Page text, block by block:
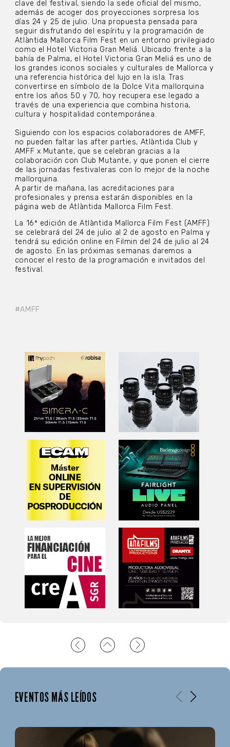
#AMFF
clave del festival, siendo la sede oficial del mismo,
además de acoger dos proyecciones sorpresa los
días 24 y 25 de julio. Una propuesta pensada para
seguir disfrutando del espíritu y la programación de
Atlàntida Mallorca Film Fest en un entorno privilegiado
como el Hotel Victoria Gran Meliá. Ubicado frente a la
bahía de Palma, el Hotel Victoria Gran Meliá es uno de
los grandes iconos sociales y culturales de Mallorca y
una referencia histórica del lujo en la isla. Tras
convertirse en símbolo de la Dolce Vita mallorquina
entre los años 50 y 70, hoy recupera ese legado a
través de una experiencia que combina historia,
cultura y hospitalidad contemporánea.
Siguiendo con los espacios colaboradores de AMFF,
no pueden faltar las after parties, Atlàntida Club y
AMFF x Mutante, que se celebran gracias a la
colaboración con Club Mutante, y que ponen el cierre
de las jornadas festivaleras con lo mejor de la noche
mallorquina.
A partir de mañana, las acreditaciones para
profesionales y prensa estarán disponibles en la
página web de Atlàntida Mallorca Film Fest.
La 16ª edición de Atlàntida Mallorca Film Fest (AMFF)
se celebrará del 24 de julio al 2 de agosto en Palma y
tendrá su edición online en Filmin del 24 de julio al 24
de agosto. En las próximas semanas daremos a
conocer el resto de la programación e invitados del
festival.
EVENTOS MÁS LEÍDOS